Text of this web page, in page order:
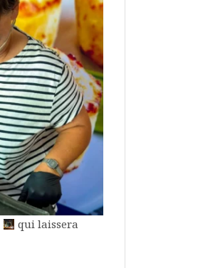
qui laissera